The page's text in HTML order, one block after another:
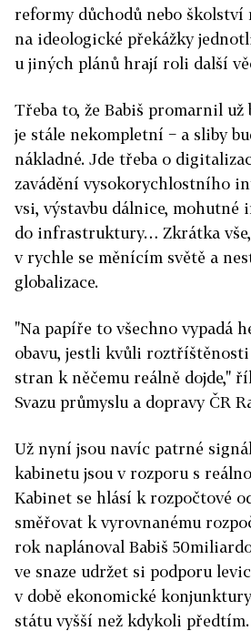
reformy důchodů nebo školství
na ideologické překážky
u jiných plánů hrají roli další
Třeba to, že Babiš promarnil už
je stále nekompletní − a sliby
nákladné. Jde třeba o
zavádění vysokorychlostního
vsi, výstavbu dálnice, mohutné
do infrastruktury… Zkrátka vše,
v rychle se měnícím světě a
globalizace.
"Na papíře to všechno vypadá
obavu, jestli kvůli
stran k něčemu reálně dojde,"
Svazu průmyslu a dopravy ČR
Už nyní jsou navíc patrné
kabinetu jsou v rozporu s
Kabinet se hlásí k rozpočtové
směřovat k vyrovnanému
rok naplánoval Babiš
ve snaze udržet si podporu
v době ekonomické
státu vyšší než kdykoli